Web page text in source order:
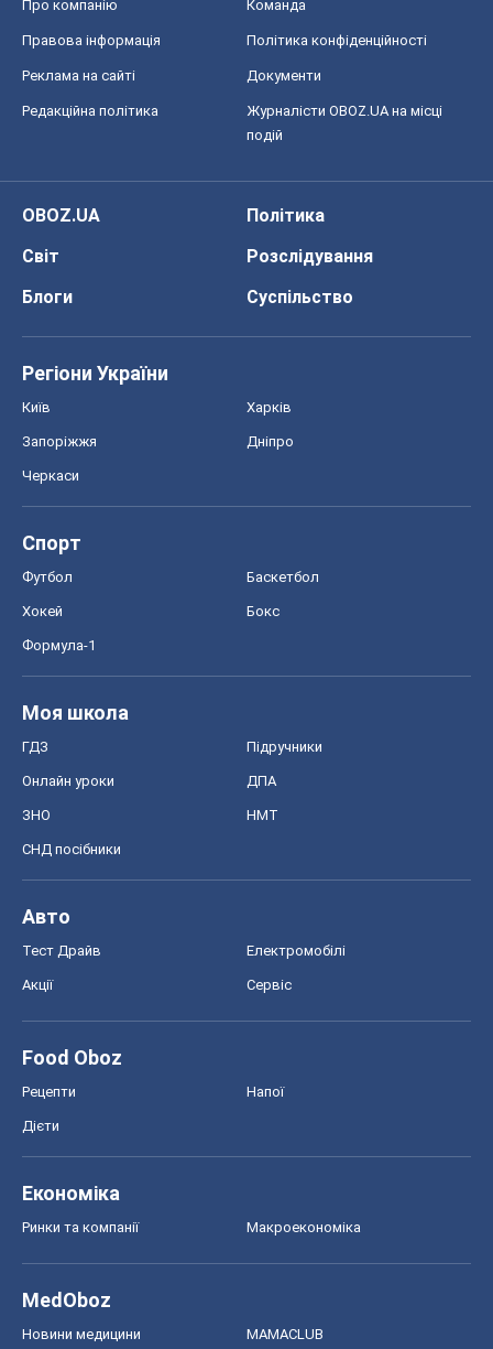
Про компанію Команда
Правова інформація Політика конфіденційності
Реклама на сайті Документи
Редакційна політика
Журналісти OBOZ.UA на місці
подій
OBOZ.UA
Політика
Світ
Розслідування
Блоги
Суспільство
Регіони України
Київ Харків
Запоріжжя Дніпро
Черкаси
Спорт
Футбол Баскетбол
Хокей Бокс
Формула-1
Моя школа
ГДЗ Підручники
Онлайн уроки ДПА
ЗНО НМТ
СНД посібники
Авто
Тест Драйв Електромобілі
Акції Сервіс
Food Oboz
Рецепти Напої
Дієти
Економіка
Ринки та компанії Макроекономіка
MedOboz
Новини медицини MAMACLUB